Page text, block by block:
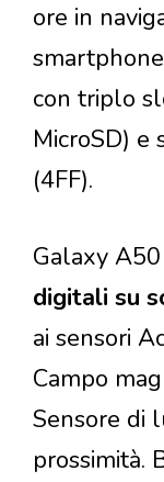
ore in
con triplo
MicroSD) e
(4FF).
Galaxy
digitali su
ai sensori
Campo
Sensore di
prossimità.